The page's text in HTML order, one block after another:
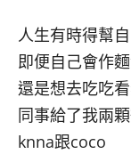
人生有時得幫
即便自己會作
還是想去吃吃
同事給了我兩
knna跟coco